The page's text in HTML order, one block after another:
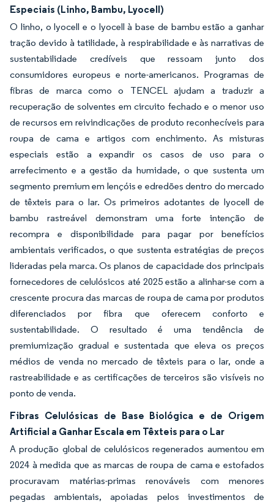
Especiais (Linho, Bambu, Lyocell)
O linho, o lyocell e o lyocell à base de bambu estão a ganhar
tração devido à tatilidade, à respirabilidade e às narrativas de
sustentabilidade credíveis que ressoam junto dos
consumidores europeus e norte-americanos. Programas de
fibras de marca como o TENCEL ajudam a traduzir a
recuperação de solventes em circuito fechado e o menor uso
de recursos em reivindicações de produto reconhecíveis para
roupa de cama e artigos com enchimento. As misturas
especiais estão a expandir os casos de uso para o
arrefecimento e a gestão da humidade, o que sustenta um
segmento premium em lençóis e edredões dentro do mercado
de têxteis para o lar. Os primeiros adotantes de lyocell de
bambu rastreável demonstram uma forte intenção de
recompra e disponibilidade para pagar por benefícios
ambientais verificados, o que sustenta estratégias de preços
lideradas pela marca. Os planos de capacidade dos principais
fornecedores de celulósicos até 2025 estão a alinhar-se com a
crescente procura das marcas de roupa de cama por produtos
diferenciados por fibra que oferecem conforto e
sustentabilidade. O resultado é uma tendência de
premiumização gradual e sustentada que eleva os preços
médios de venda no mercado de têxteis para o lar, onde a
rastreabilidade e as certificações de terceiros são visíveis no
ponto de venda.
Fibras Celulósicas de Base Biológica e de Origem
Artificial a Ganhar Escala em Têxteis para o Lar
A produção global de celulósicos regenerados aumentou em
2024 à medida que as marcas de roupa de cama e estofados
procuravam matérias-primas renováveis com menores
pegadas ambientais, apoiadas pelos investimentos de